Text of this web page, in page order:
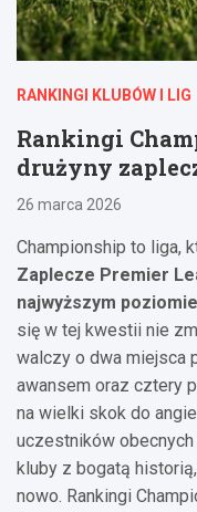
RANKINGI KLUBÓW I LIG
Rankingi
drużyny
26 marca 2026
Championship to liga,
Zaplecze Premier
najwyższym poziomie
się w tej kwestii nie
walczy o dwa miejsca
awansem oraz cztery
na wielki skok do
uczestników
kluby z bogatą
nowo. Rankingi